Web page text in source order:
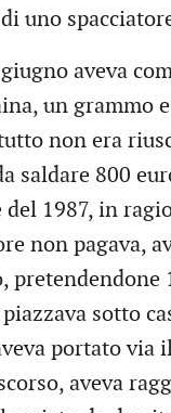
uno
aveva
un grammo
non era
saldare 800
del 1987, in
non pagava,
pretendendone
sotto
portato via
aveva